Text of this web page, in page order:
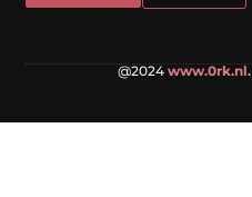
@2024 www.0rk.nl.